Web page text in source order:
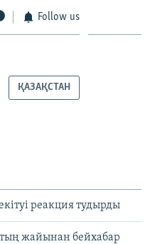
Follow us
ҚАЗАҚСТАН
реакция тудырды
жайынан бейхабар